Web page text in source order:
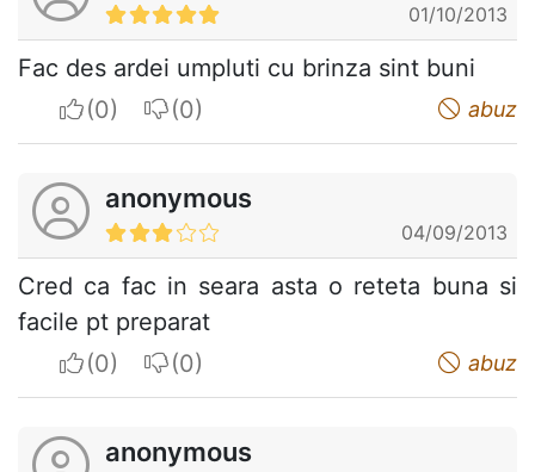
01/10/2013
Fac des ardei umpluti cu brinza sint buni
I apreciateI do not appreciate abuz
anonymous
04/09/2013
Cred ca fac in seara asta o reteta buna si
facile pt preparat
I apreciateI do not appreciate abuz
anonymous